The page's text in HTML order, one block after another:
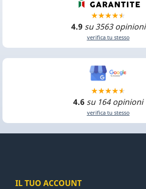
4.9 su 3563 opinioni
verifica tu stesso
4.6 su 164 opinioni
verifica tu stesso
IL TUO ACCOUNT